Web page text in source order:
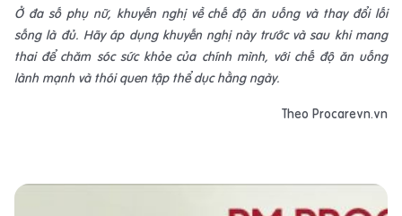
Ở đa số phụ nữ, khuyến nghị về chế độ ăn uống và thay đổi lối
sống là đủ. Hãy áp dụng khuyến nghị này trước và sau khi mang
thai để chăm sóc sức khỏe của chính mình, với chế độ ăn uống
lành mạnh và thói quen tập thể dục hằng ngày.
Theo Procarevn.vn